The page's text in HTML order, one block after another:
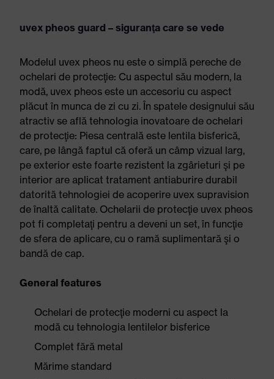
uvex pheos guard – siguranţa care se vede
Modelul uvex pheos nu este o simplă pereche de
ochelari de protecţie: Cu aspectul său modern, la
modă, uvex pheos este un accesoriu cu aspect
plăcut în munca de zi cu zi. În spatele designului său
atractiv se află tehnologia inovatoare de ochelari
de protecţie: Piesa centrală este lentila bisferică,
care, pe lângă faptul că oferă un câmp vizual larg,
pe exterior este foarte rezistent la zgârieturi şi pe
interior are aplicat tratament antiaburire durabil
datorită tehnologiei de acoperire uvex supravision
de înaltă calitate. Ochelarii de protecţie uvex pheos
pot fi completaţi pentru a deveni un set, în funcţie
de sfera de aplicare, cu o ramă suplimentară şi o
bandă de cap.
General features
Ochelari de protecţie moderni cu aspect la
modă cu tehnologia lentilelor bisferice
Complet fără metal
Mărime standard